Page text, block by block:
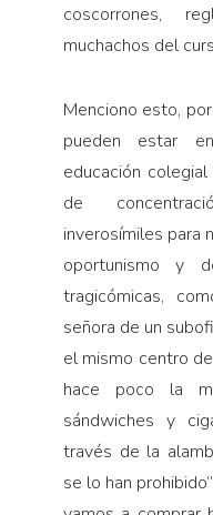
coscorrones,
muchachos del
Menciono esto,
pueden estar
educación
de
inverosímiles para
oportunismo y
tragicómicas,
señora de un
el mismo centro
hace poco la
sándwiches y
través de la
se lo han